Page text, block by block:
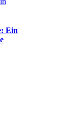
Ein